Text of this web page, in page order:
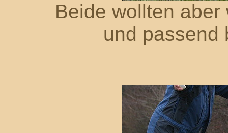
Beide wollten
und passend